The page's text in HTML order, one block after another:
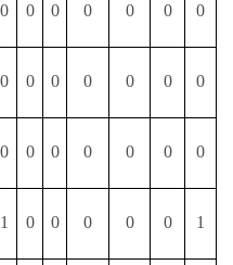
0 0 0 0 0 0 0
0 0 0 0 0 0 0
0 0 0 0 0 0 0
1 0 0 0 0 0 1